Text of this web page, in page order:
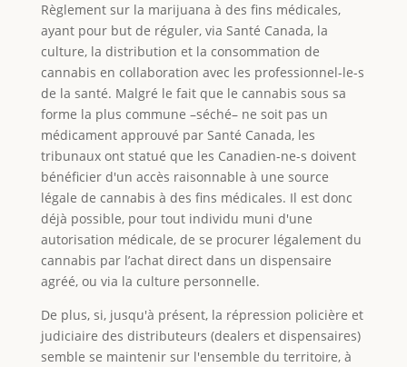
Règlement sur la marijuana à des fins médicales,
ayant pour but de réguler, via Santé Canada, la
culture, la distribution et la consommation de
cannabis en collaboration avec les professionnel-le-s
de la santé. Malgré le fait que le cannabis sous sa
forme la plus commune –séché– ne soit pas un
médicament approuvé par Santé Canada, les
tribunaux ont statué que les Canadien-ne-s doivent
bénéficier d'un accès raisonnable à une source
légale de cannabis à des fins médicales. Il est donc
déjà possible, pour tout individu muni d'une
autorisation médicale, de se procurer légalement du
cannabis par l’achat direct dans un dispensaire
agréé, ou via la culture personnelle.
De plus, si, jusqu'à présent, la répression policière et
judiciaire des distributeurs (dealers et dispensaires)
semble se maintenir sur l'ensemble du territoire, à